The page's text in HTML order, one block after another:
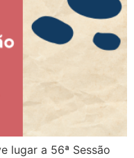
lugar a 56ª Sessão